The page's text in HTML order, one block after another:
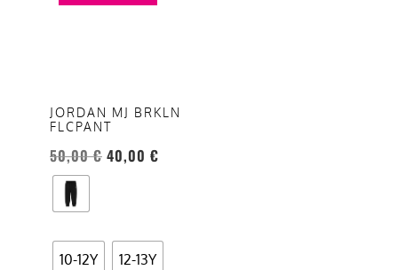
JORDAN MJ BRKLN
FLCPANT
50,00€ 40,00 €
10-12Y 12-13Y
opzioni
possono
essere
scelte
nella
del